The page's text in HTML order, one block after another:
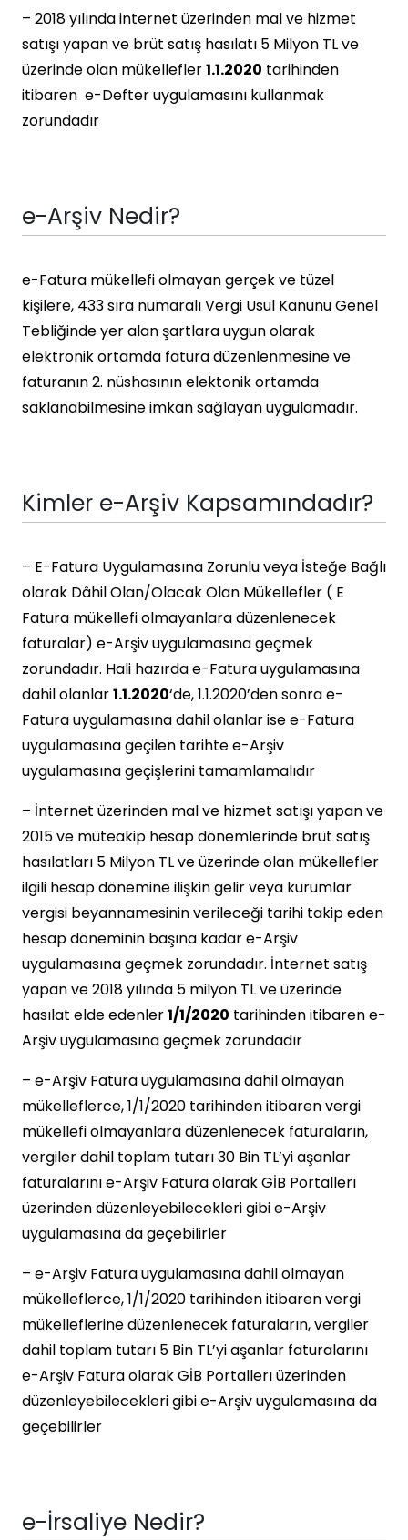
– 2018 yılında internet üzerinden mal ve hizmet
satışı yapan ve brüt satış hasılatı 5 Milyon TL ve
üzerinde olan mükellefler1.1.2020 tarihinden
itibaren e-Defter uygulamasını kullanmak
zorundadır
e-Arşiv Nedir?
e-Fatura mükellefi olmayan gerçek ve tüzel
kişilere, 433 sıra numaralı Vergi Usul Kanunu Genel
Tebliğinde yer alan şartlara uygun olarak
elektronik ortamda fatura düzenlenmesine ve
faturanın 2. nüshasının elektonik ortamda
saklanabilmesine imkan sağlayan uygulamadır.
Kimler e-Arşiv Kapsamındadır?
– E-Fatura Uygulamasına Zorunlu veya İsteğe Bağlı
olarak Dâhil Olan/Olacak Olan Mükellefler ( E
Fatura mükellefi olmayanlara düzenlenecek
faturalar) e-Arşiv uygulamasına geçmek
zorundadır. Hali hazırda e-Fatura uygulamasına
dahil olanlar1.1.2020‘de, 1.1.2020’den sonra e-
Fatura uygulamasına dahil olanlar ise e-Fatura
uygulamasına geçilen tarihte e-Arşiv
uygulamasına geçişlerini tamamlamalıdır
– İnternet üzerinden mal ve hizmet satışı yapan ve
2015 ve müteakip hesap dönemlerinde brüt satış
hasılatları 5 Milyon TL ve üzerinde olan mükellefler
ilgili hesap dönemine ilişkin gelir veya kurumlar
vergisi beyannamesinin verileceği tarihi takip eden
hesap döneminin başına kadar e-Arşiv
uygulamasına geçmek zorundadır. İnternet satış
yapan ve 2018 yılında 5 milyon TL ve üzerinde
hasılat elde edenler1/1/2020 tarihinden itibaren e-
Arşiv uygulamasına geçmek zorundadır
– e-Arşiv Fatura uygulamasına dahil olmayan
mükelleflerce, 1/1/2020 tarihinden itibaren vergi
mükellefi olmayanlara düzenlenecek faturaların,
vergiler dahil toplam tutarı 30 Bin TL’yi aşanlar
faturalarını e-Arşiv Fatura olarak GİB Portallerı
üzerinden düzenleyebilecekleri gibi e-Arşiv
uygulamasına da geçebilirler
– e-Arşiv Fatura uygulamasına dahil olmayan
mükelleflerce, 1/1/2020 tarihinden itibaren vergi
mükelleflerine düzenlenecek faturaların, vergiler
dahil toplam tutarı 5 Bin TL’yi aşanlar faturalarını
e-Arşiv Fatura olarak GİB Portallerı üzerinden
düzenleyebilecekleri gibi e-Arşiv uygulamasına da
geçebilirler
e-İrsaliye Nedir?